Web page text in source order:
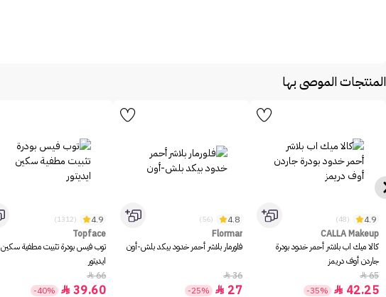
المنتجات الموصى بها
4.9
(48)
CALLA Makeup
كالا ميك اب بلاشر أحمر خدود بودرة
جاردن أوف دريمز
65

42.25

-35%
4.8
(56)
Flormar
فلورمار بلاشر أحمر خدود بيكد بلش-أون
36

27

-25%
4.9
(1312)
Topface
توب فيس بودرة تثبيت مطفية سكين
ايديتور
66

39.60

-40%